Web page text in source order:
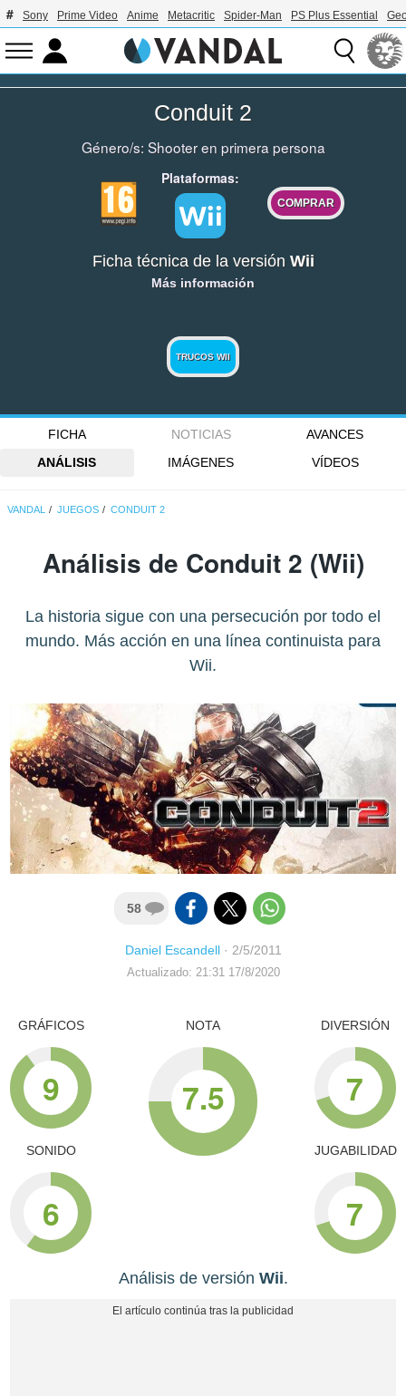
Sony Prime Video Anime Metacritic Spider-Man PS Plus Essential
Conduit 2
Género/s: Shooter en primera persona
Plataformas:
COMPRAR
Ficha técnica de la versión Wii
Más información
TRUCOS WII
FICHA NOTICIAS
AVANCES
ANÁLISIS
IMÁGENES VÍDEOS
VANDAL JUEGOS CONDUIT 2
Análisis de Conduit 2 (Wii)
La historia sigue con una persecución por todo el
mundo. Más acción en una línea continuista para
Wii.
58
Daniel Escandell· 2/5/2011
Actualizado: 21:31 17/8/2020
GRÁFICOS
9
SONIDO
6
NOTA
7.5
DIVERSIÓN
7
JUGABILIDAD
7
Análisis de versión Wii.